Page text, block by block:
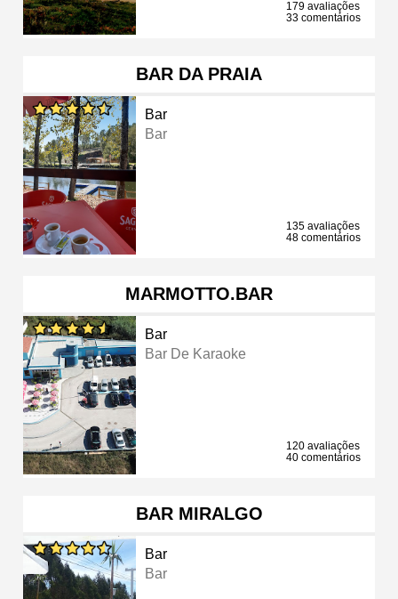
179 avaliações
33 comentários
BAR DA PRAIA
Bar
Bar
135 avaliações
48 comentários
MARMOTTO.BAR
Bar
Bar De Karaoke
120 avaliações
40 comentários
BAR MIRALGO
Bar
Bar